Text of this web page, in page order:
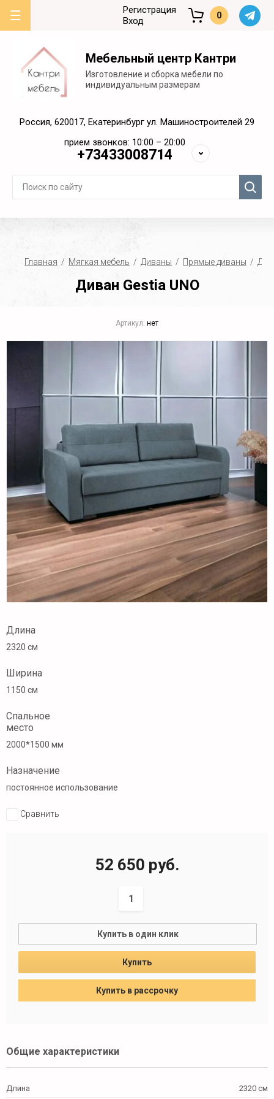
Регистрация
Вход
0
Мебельный центр Кантри
Изготовление и сборка мебели по
индивидуальным размерам
Россия, 620017, Екатеринбург ул. Машиностроителей 29
прием звонков: 10:00 – 20:00
+73433008714
Главная
  /
Мягкая мебель
  /
Диваны
  /
Прямые диваны
/
Диван Gestia UNO
Артикул: нет
Длина
2320 см
Ширина
1150 см
Спальное
место
2000*1500 мм
Назначение
постоянное использование
Сравнить
52 650 руб.
Купить в один клик
Купить
Купить в рассрочку
Общие характеристики
Длина 2320 см